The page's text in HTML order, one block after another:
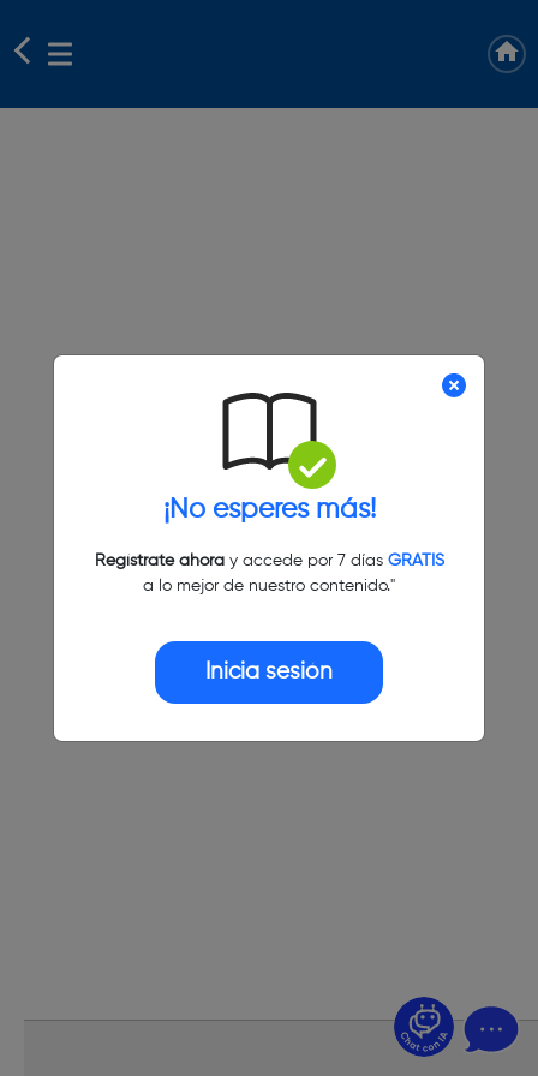
¡No esperes más!
Regístrate ahoray accede por 7 días GRATIS
a lo mejor de nuestro contenido."
Inicia sesión